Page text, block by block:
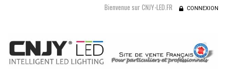
Bienvenue sur CNJY-LED.FR CONNEXION